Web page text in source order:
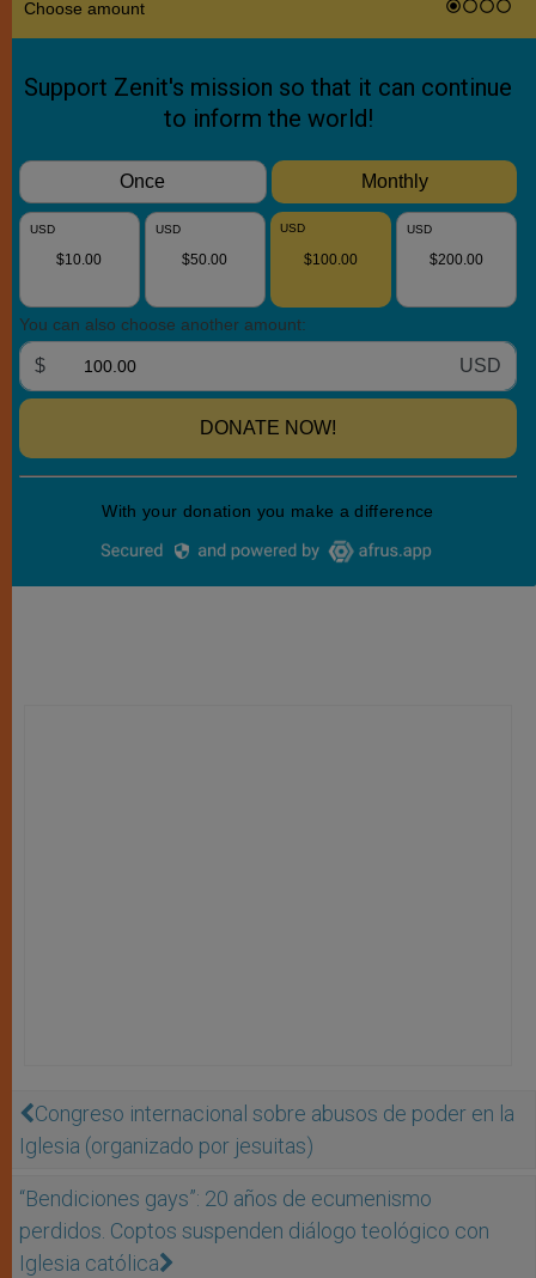
Congreso internacional sobre abusos de poder en la
Iglesia (organizado por jesuitas)
“Bendiciones gays”: 20 años de ecumenismo
perdidos. Coptos suspenden diálogo teológico con
Iglesia católica